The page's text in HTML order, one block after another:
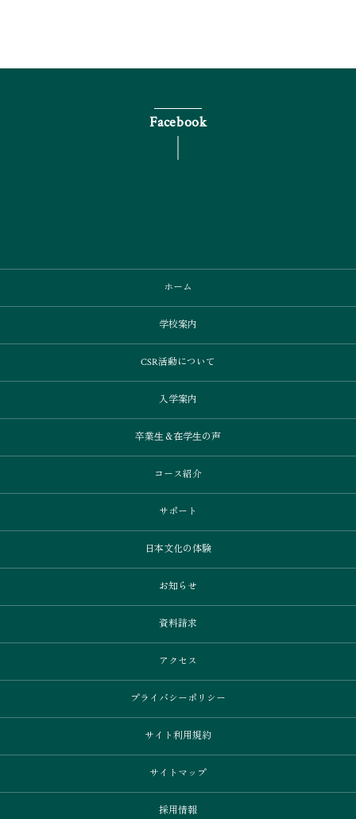
Facebook
ホーム
学校案内
CSR活動について
入学案内
卒業⽣＆在学⽣の声
コース紹介
サポート
日本文化の体験
お知らせ
資料請求
アクセス
プライバシーポリシー
サイト利用規約
サイトマップ
採用情報